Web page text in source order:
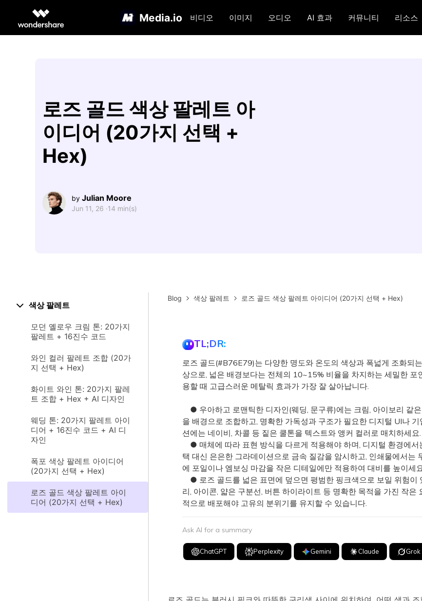
Media.io 비디오 이미지 오디오 AI 효과 커뮤니티 리소스
로즈 골드 색상 팔레트 아
이디어 (20가지 선택 +
Hex)
by Julian Moore
Jun 11, 26 ·14 min(s)
색상 팔레트
모던 옐로우 크림 톤: 20가지
팔레트 + 16진수 코드
와인 컬러 팔레트 조합 (20가
지 선택 + Hex)
화이트 와인 톤: 20가지 팔레
트 조합 + Hex + AI 디자인
웨딩 톤: 20가지 팔레트 아이
디어 + 16진수 코드 + AI 디
자인
폭포 색상 팔레트 아이디어
(20가지 선택 + Hex)
로즈 골드 색상 팔레트 아이
디어 (20가지 선택 + Hex)
Blog 색상 팔레트 로즈 골드 색상 팔레트 아이디어 (20가지 선택 + Hex)
TL;DR:
로즈 골드(#B76E79)는 다양한 명도와 온도의 색상과 폭넓게 조화되
상으로, 넓은 배경보다는 전체의 10~15% 비율을 차지하는 세밀한 포
용할 때 고급스러운 메탈릭 효과가 가장 잘 살아납니다.
● 우아하고 로맨틱한 디자인(웨딩, 문구류)에는 크림, 아이보리 같
을 배경으로 조합하고, 명확한 가독성과 구조가 필요한 디지털 UI나 기
션에는 네이비, 차콜 등 짙은 쿨톤을 텍스트와 앵커 컬러로 매치하세요.
● 매체에 따라 표현 방식을 다르게 적용해야 하며, 디지털 환경에서
택 대신 은은한 그라데이션으로 금속 질감을 암시하고, 인쇄물에서는
에 포일이나 엠보싱 마감을 작은 디테일에만 적용하여 대비를 높이세
● 로즈 골드를 넓은 표면에 덮으면 평범한 핑크색으로 보일 위험이
리, 아이콘, 얇은 구분선, 버튼 하이라이트 등 명확한 목적을 가진 작은
적으로 배포해야 고유의 분위기를 유지할 수 있습니다.
Ask AI for a summary
ChatGPT Perplexity Gemini Claude Grok